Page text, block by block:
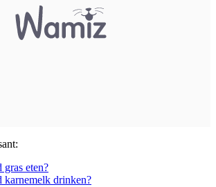
gras eten?
karnemelk drinken?